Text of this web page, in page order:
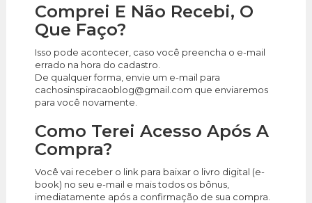
Comprei E Não Recebi, O
Que Faço?
Isso pode acontecer, caso você preencha o e-mail
errado na hora do cadastro.
De qualquer forma, envie um e-mail para
cachosinspiracaoblog@gmail.com que enviaremos
para você novamente.
Como Terei Acesso Após A
Compra?
Você vai receber o link para baixar o livro digital (e-
book) no seu e-mail e mais todos os bônus,
imediatamente após a confirmação de sua compra.